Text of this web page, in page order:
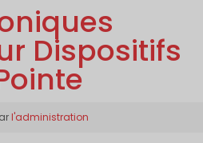
Dispositifs
l'administration